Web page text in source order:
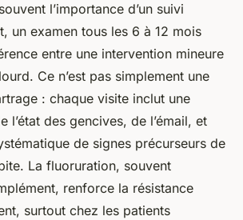
l’importance d’un suivi
un examen tous les 6 à 12 mois
entre une intervention mineure
Ce n’est pas simplement une
: chaque visite inclut une
l’état des gencives, de l’émail, et
de signes précurseurs de
La fluoruration, souvent
renforce la résistance
surtout chez les patients